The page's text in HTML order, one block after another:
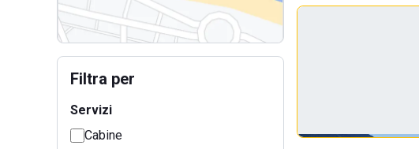
Filtra per
Servizi
Cabine